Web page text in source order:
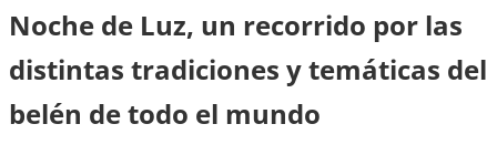
Noche de Luz, un recorrido por las
distintas tradiciones y temáticas del
belén de todo el mundo